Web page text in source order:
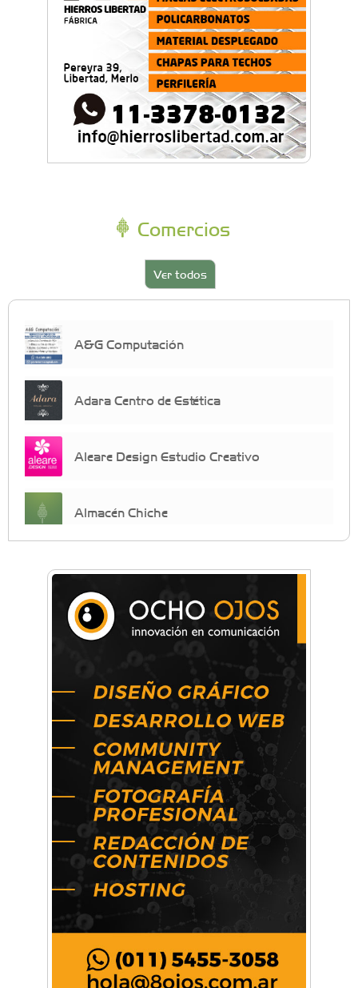
Comercios
Ver todos
A&G Computación
Adara Centro de Estética
Aleare Design Estudio Creativo
Almacén Chiche
crecimiento personal
Arq. Horacio Alejandro Sánchez
Artística ApasionArte
Artística Veral
BAIC Ramos Mejía
Brisé Estudio de Danzas
Buenos Aires Equipar